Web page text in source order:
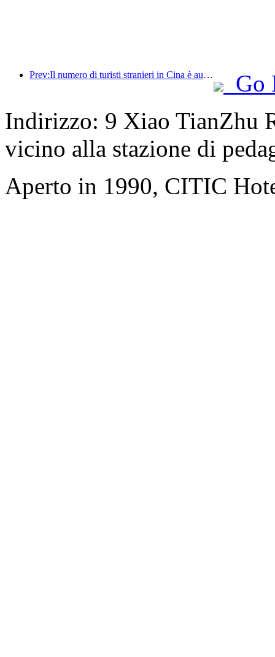
Prev:Il numero di turisti stranieri in Cina è aumentato del 40% nel primo trimestre
Go
Indirizzo: 9 Xiao TianZhu
vicino alla stazione di
Aperto in 1990, CITIC